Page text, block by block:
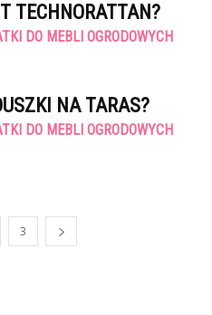
TECHNORATTAN?
DO MEBLI OGRODOWYCH
NA TARAS?
DO MEBLI OGRODOWYCH
3